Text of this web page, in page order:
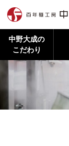
中野大成の
こだわり